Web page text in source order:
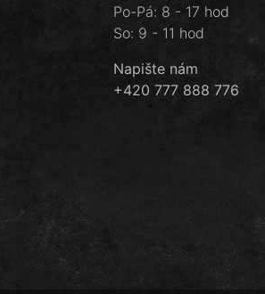
Po-Pá: 8 - 17 hod
So: 9 - 11 hod
Napište nám
+420 777 888 776